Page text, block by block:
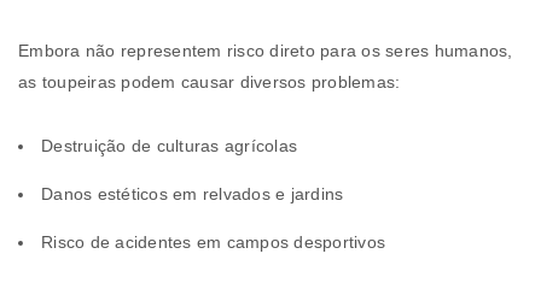
Embora não representem risco direto para os seres humanos,
as toupeiras podem causar diversos problemas:
Destruição de culturas agrícolas
Danos estéticos em relvados e jardins
Risco de acidentes em campos desportivos